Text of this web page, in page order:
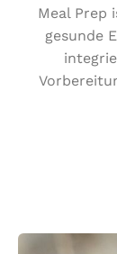
Meal Prep
gesunde